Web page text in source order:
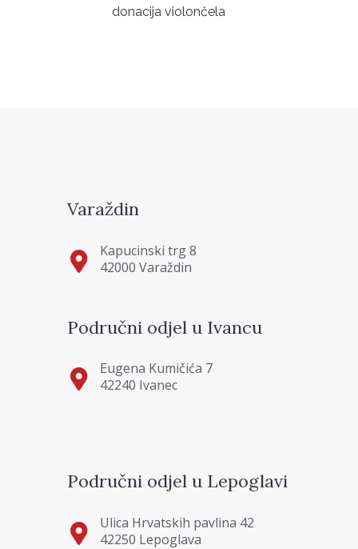
donacija violončela
Varaždin
Kapucinski trg 8
42000 Varaždin
Područni odjel u Ivancu
Eugena Kumičića 7
42240 Ivanec
Područni odjel u Lepoglavi
Ulica Hrvatskih pavlina 42
42250 Lepoglava